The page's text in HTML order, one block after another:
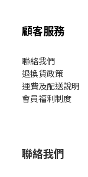
顧客服務
聯絡我們
退換貨政策
運費及配送說明
會員福利制度
聯絡我們